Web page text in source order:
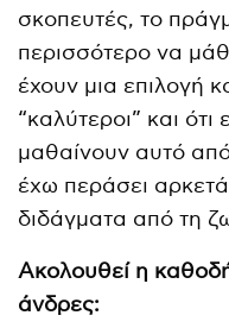
σκοπευτές, το
περισσότερο να
έχουν μια επιλογή
“καλύτεροι” και ότι
μαθαίνουν αυτό
έχω περάσει
διδάγματα από τη
Ακολουθεί η
άνδρες: